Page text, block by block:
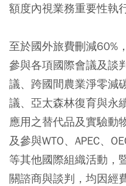
額度內視業務重要性執行
至於國外旅費刪減60%
參與各項國際會議及談
議、跨國間農業淨零減
議、亞太森林復育與永
應用之替代品及實驗動
及參與WTO、APEC、
等其他國際組織活動，
關諮商與談判，均因經